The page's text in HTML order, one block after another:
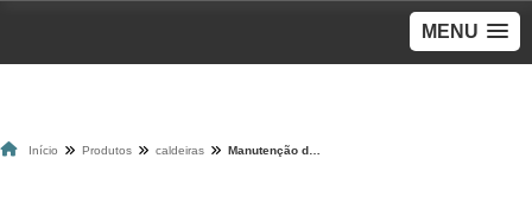
MENU
Início Produtos caldeiras